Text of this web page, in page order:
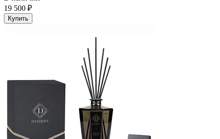
19 500 ₽
Купить